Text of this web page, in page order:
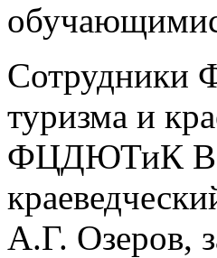
Сотрудники
туризма и
ФЦДЮТиК
А.Г. Озеров,